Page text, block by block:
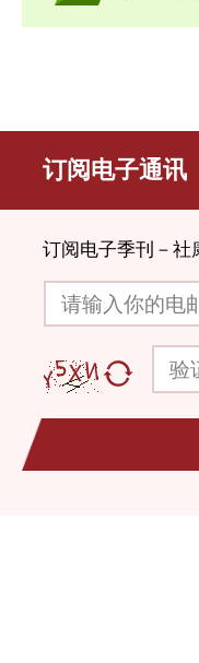
订阅电子通讯
订阅电子季刊－社
请输入你的电邮地址
验证码